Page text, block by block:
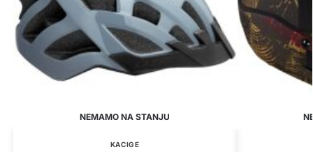
NEMAMO NA STANJU
KACIGE